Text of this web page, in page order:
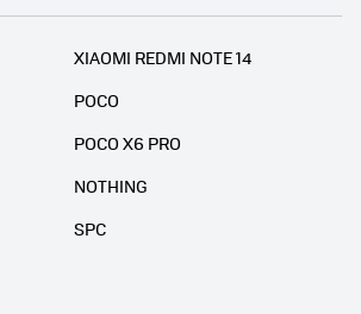
XIAOMI REDMI NOTE 14
POCO
POCO X6 PRO
NOTHING
SPC